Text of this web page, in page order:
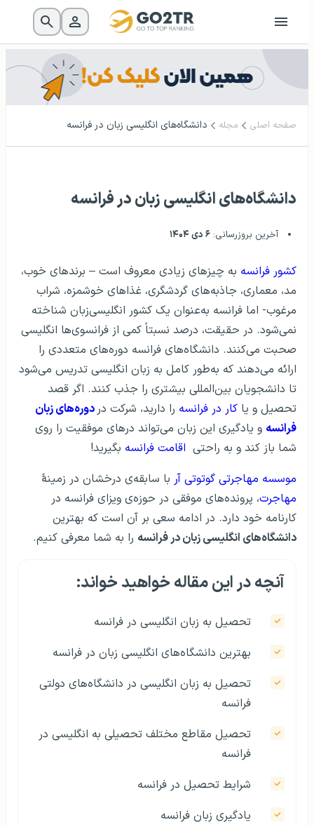
صفحه اصلی مجله دانشگاه‌های انگلیسی زبان در فرانسه
دانشگاه‌های انگلیسی زبان در فرانسه
آخرین بروزرسانی: ۶ دی ۱۴۰۴
کشور فرانسه به چیزهای زیادی معروف است – برندهای خوب،
مد، معماری، جاذبه‌های گردشگری، غذاهای خوشمزه، شراب
مرغوب- اما فرانسه به‌عنوان یک کشور انگلیسی‌زبان شناخته
نمی‌شود. در حقیقت، درصد نسبتاً کمی از فرانسوی‌ها انگلیسی
صحبت می‌کنند. دانشگاه‌های فرانسه دوره‌های متعددی را
ارائه می‌دهند که به‌طور کامل به زبان انگلیسی تدریس می‌شود
تا دانشجویان بین‌المللی بیشتری را جذب کنند. اگر قصد
تحصیل و یا کار در فرانسه را دارید، شرکت در دوره‌های زبان
فرانسه و یادگیری این زبان می‌تواند درهای موفقیت را روی
شما باز کند و به راحتی اقامت فرانسه بگیرید!
موسسه مهاجرتی گوتوتی آر با سابقه‌ی درخشان در زمینهٔ
مهاجرت، پرونده‌های موفقی در حوزه‌ی ویزای فرانسه در
کارنامه خود دارد. در ادامه سعی بر آن است که بهترین
دانشگاه‌های انگلیسی زبان در فرانسه را به شما معرفی کنیم.
آنچه در این مقاله خواهید خواند:
تحصیل به زبان انگلیسی در فرانسه
بهترین دانشگاه‌های انگلیسی زبان در فرانسه
تحصیل به زبان انگلیسی در دانشگاه‌های دولتی
فرانسه
تحصیل مقاطع مختلف تحصیلی به انگلیسی در
فرانسه
شرایط تحصیل در فرانسه
یادگیری زبان فرانسه